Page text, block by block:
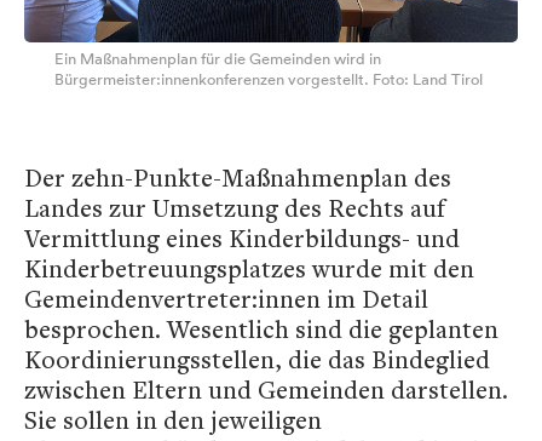
Ein Maßnahmenplan für die Gemeinden wird in
Bürgermeister:innenkonferenzen vorgestellt. Foto: Land Tirol
Der zehn-Punkte-Maßnahmenplan des
Landes zur Umsetzung des Rechts auf
Vermittlung eines Kinderbildungs- und
Kinderbetreuungsplatzes wurde mit den
Gemeindenvertreter:innen im Detail
besprochen. Wesentlich sind die geplanten
Koordinierungsstellen, die das Bindeglied
zwischen Eltern und Gemeinden darstellen.
Sie sollen in den jeweiligen